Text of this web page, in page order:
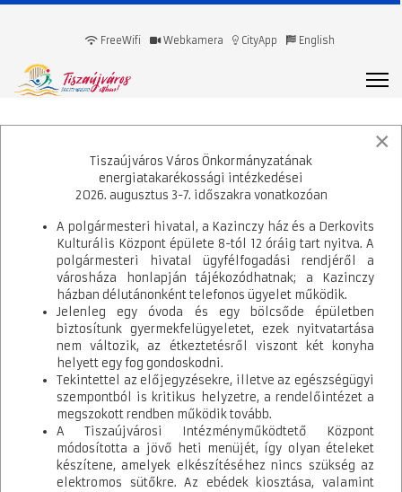
FreeWifi Webkamera CityApp English
×
Tiszaújváros Város Önkormányzatának
energiatakarékossági intézkedései
2026. augusztus 3-7. időszakra vonatkozóan
A polgármesteri hivatal, a Kazinczy ház és a Derkovits
Kulturális Központ épülete 8-tól 12 óráig tart nyitva. A
polgármesteri hivatal ügyfélfogadási rendjéről a
városháza honlapján tájékozódhatnak; a Kazinczy
házban délutánonként telefonos ügyelet működik.
Jelenleg egy óvoda és egy bölcsőde épületben
biztosítunk gyermekfelügyeletet, ezek nyitvatartása
nem változik, az étkeztetésről viszont két konyha
helyett egy fog gondoskodni.
Tekintettel az előjegyzésekre, illetve az egészségügyi
szempontból is kritikus helyzetre, a rendelőintézet a
megszokott rendben működik tovább.
A Tiszaújvárosi Intézményműködtető Központ
módosította a jövő heti menüjét, így olyan ételeket
készítene, amelyek elkészítéséhez nincs szükség az
elektromos sütőkre. Az ebédek kiosztása, valamint